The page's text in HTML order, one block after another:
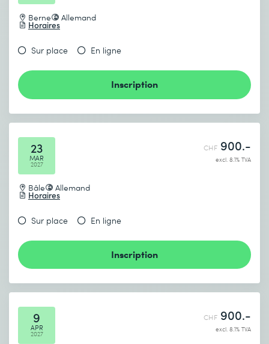
Berne Allemand
Horaires
Sur place En ligne
Inscription
23
MAR
2027
Bâle Allemand
Horaires
CHF 900.-
excl. 8.1% TVA
Sur place En ligne
Inscription
9
APR
2027
CHF 900.-
excl. 8.1% TVA